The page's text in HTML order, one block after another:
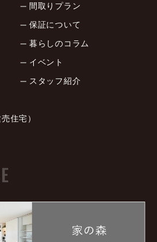
間取りプラン
保証について
暮らしのコラム
イベント
スタッフ紹介
住宅）